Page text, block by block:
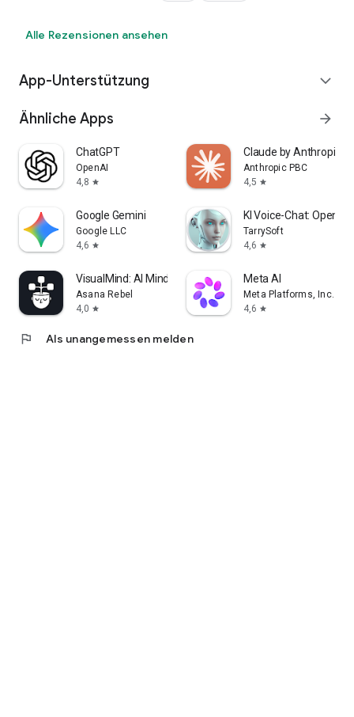
Alle Rezensionen ansehen
App-Unterstützung expand_more
Ähnliche Apps arrow_forward
ChatGPT
OpenAI
4,8 star
Claude by Anthropic
Anthropic PBC
4,5 star
Google Gemini
Google LLC
4,6 star
KI Voice-Chat: Open
TarrySoft
4,6 star
VisualMind: AI MindMap/Chatbot
Asana Rebel
4,0 star
Meta AI
Meta Platforms, Inc.
4,6 star
flag Als unangemessen melden